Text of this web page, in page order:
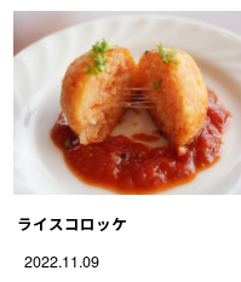
ライスコロッケ
2022.11.09